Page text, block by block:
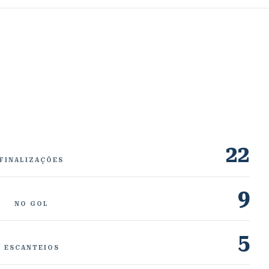
FINALIZAÇÕES
22
NO GOL
9
ESCANTEIOS 5